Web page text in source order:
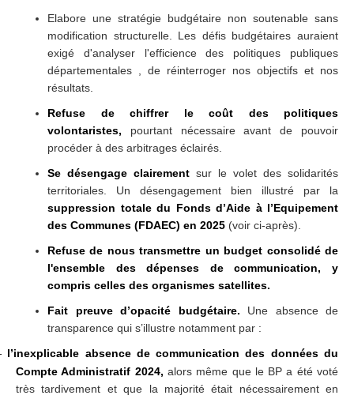
Elabore une stratégie budgétaire non soutenable sans
modification structurelle. Les défis budgétaires auraient
exigé d'analyser l'efficience des politiques publiques
départementales , de réinterroger nos objectifs et nos
résultats.
Refuse de chiffrer le coût des politiques
volontaristes, pourtant nécessaire avant de pouvoir
procéder à des arbitrages éclairés.
Se désengage clairement sur le volet des solidarités
territoriales. Un désengagement bien illustré par la
suppression totale du Fonds d’Aide à l’Equipement
des Communes (FDAEC) en 2025 (voir ci-après).
Refuse de nous transmettre un budget consolidé de
l'ensemble des dépenses de communication, y
compris celles des organismes satellites.
Fait preuve d’opacité budgétaire.
Une absence de
transparence qui s’illustre notamment par :
l’inexplicable absence de communication des données du
Compte Administratif 2024, alors même que le BP a été voté
très tardivement et que la majorité était nécessairement en